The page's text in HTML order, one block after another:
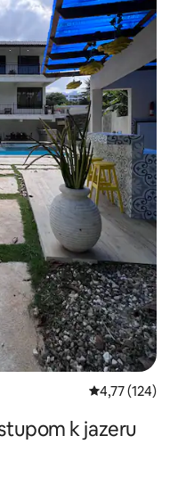
Priemerné
4,77 (124)
k jazeru